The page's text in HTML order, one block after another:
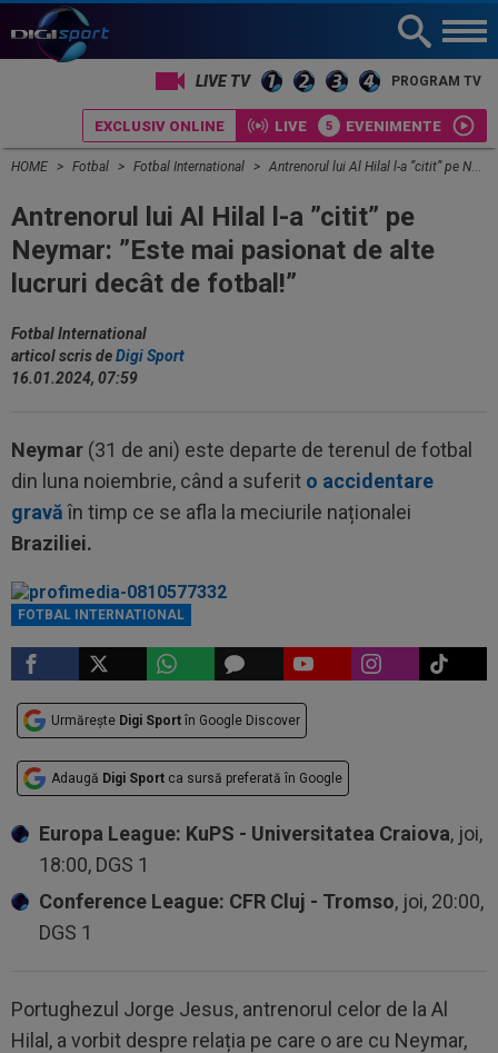
LIVE TV PROGRAM TV
EXCLUSIV ONLINE LIVE EVENIMENTE
HOME Fotbal Fotbal International Antrenorul lui Al Hilal l-a ”citit” pe Neymar: ”Este mai pasionat de alte lucruri decât de fotbal!”
Antrenorul lui Al Hilal l-a ”citit” pe
Neymar: ”Este mai pasionat de alte
lucruri decât de fotbal!”
Fotbal International
articol scris deDigi Sport
16.01.2024, 07:59
Neymar (31 de ani) este departe de terenul de fotbal
din luna noiembrie, când a suferit o accidentare
gravăîn timp ce se afla la meciurile naționalei
Braziliei.
FOTBAL INTERNATIONAL
Neymar / Foto: Profimedia
Urmărește Digi Sport în Google Discover
Adaugă Digi Sport ca sursă preferată în Google
Europa League: KuPS - Universitatea Craiova, joi,
18:00, DGS 1
Conference League: CFR Cluj - Tromso, joi, 20:00,
DGS 1
Portughezul Jorge Jesus, antrenorul celor de la Al
Hilal, a vorbit despre relația pe care o are cu Neymar,